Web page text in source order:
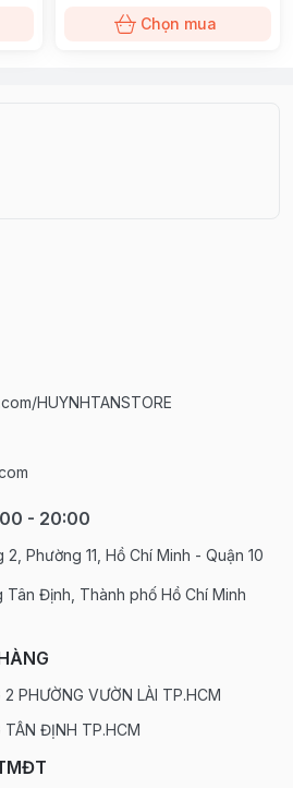
Chọn mua
HUYNHTANSTORE
- 20:00
Phường 11, Hồ Chí Minh - Quận 10
Định, Thành phố Hồ Chí Minh
PHƯỜNG VƯỜN LÀI TP.HCM
ĐỊNH TP.HCM